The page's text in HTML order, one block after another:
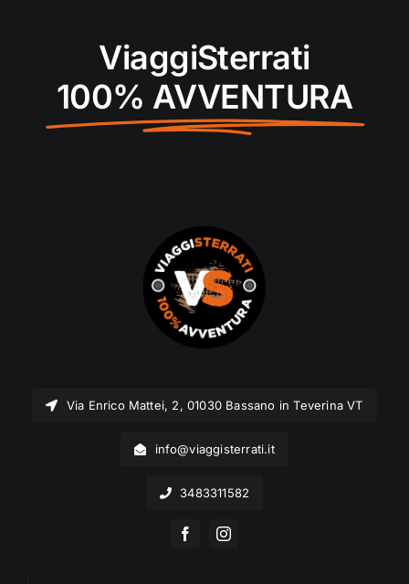
ViaggiSterrati
100% AVVENTURA
Via Enrico Mattei, 2, 01030 Bassano in Teverina VT
info@viaggisterrati.it
3483311582